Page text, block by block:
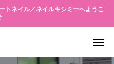
トネイル／ネイルキシミーへようこ